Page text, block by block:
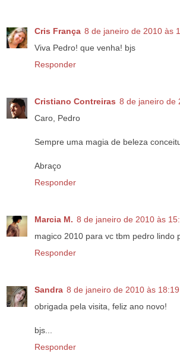
Cris França 8 de janeiro de 2010 às
Viva Pedro! que venha! bjs
Responder
Cristiano Contreiras 8 de janeiro de
Caro, Pedro
Sempre uma magia de beleza
Abraço
Responder
Marcia M. 8 de janeiro de 2010 às
magico 2010 para vc tbm pedro lindo
Responder
Sandra 8 de janeiro de 2010 às 18:19
obrigada pela visita, feliz ano novo!
bjs...
Responder